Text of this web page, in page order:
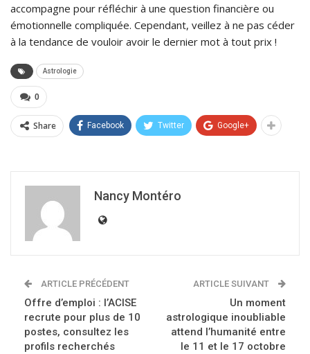
accompagne pour réfléchir à une question financière ou
émotionnelle compliquée. Cependant, veillez à ne pas céder
à la tendance de vouloir avoir le dernier mot à tout prix !
Astrologie
0
Share Facebook Twitter Google+
Nancy Montéro
ARTICLE PRÉCÉDENT
Offre d’emploi : l’ACISE
recrute pour plus de 10
postes, consultez les
profils recherchés
ARTICLE SUIVANT
Un moment
astrologique inoubliable
attend l’humanité entre
le 11 et le 17 octobre